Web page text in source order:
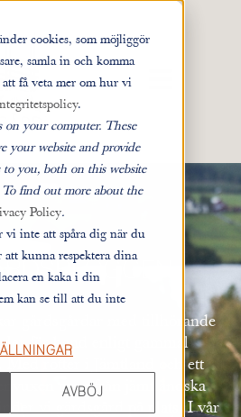
cookies, som möjliggör
samla in och komma
få veta mer om hur vi
.
on your computer. These
your website and provide
to you, both on this website
find out more about the
Policy.
vi inte att spåra dig när du
att kunna respektera dina
en kaka i din
kan se till att du inte
AVBÖJ
gärdsgårdar med tillhörande
för hand enligt gammal
Med rötter i Jämtland och ett
gran från jämtländska
vi gärdsgård på plats. I vår